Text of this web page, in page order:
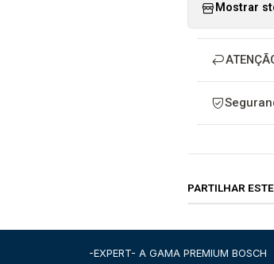
Mostrar
PARTILHAR
-EXPERT- A GAMA PREMIUM BOSCH